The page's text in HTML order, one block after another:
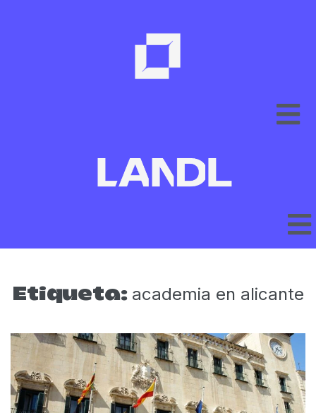
Etiqueta: academia en alicante